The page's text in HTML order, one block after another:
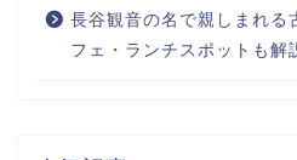
長谷観音の名で親しまれる
フェ・ランチスポットも解